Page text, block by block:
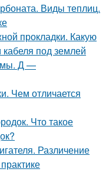
Виды теплиц.
прокладки. Какую
под землей
Д —
Чем отличается
Что такое
Различение